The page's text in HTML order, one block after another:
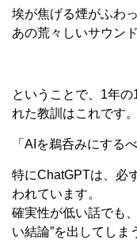
埃が焦げる煙がふわ
あの荒々しいサウン
ということで、1年
れた教訓はこれです。
「AIを鵜呑みにする
特にChatGPTは、必
われています。
確実性が低い話でも
い結論”を出してしま